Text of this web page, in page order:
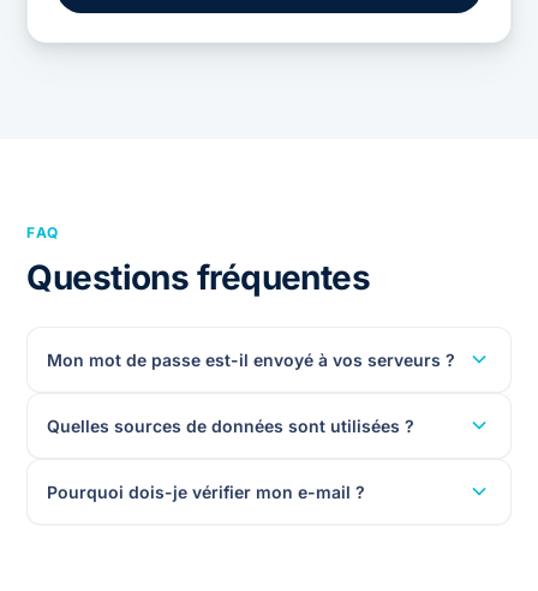
FAQ
Questions fréquentes
Mon mot de passe est-il envoyé à vos serveurs ?
Quelles sources de données sont utilisées ?
Pourquoi dois-je vérifier mon e-mail ?